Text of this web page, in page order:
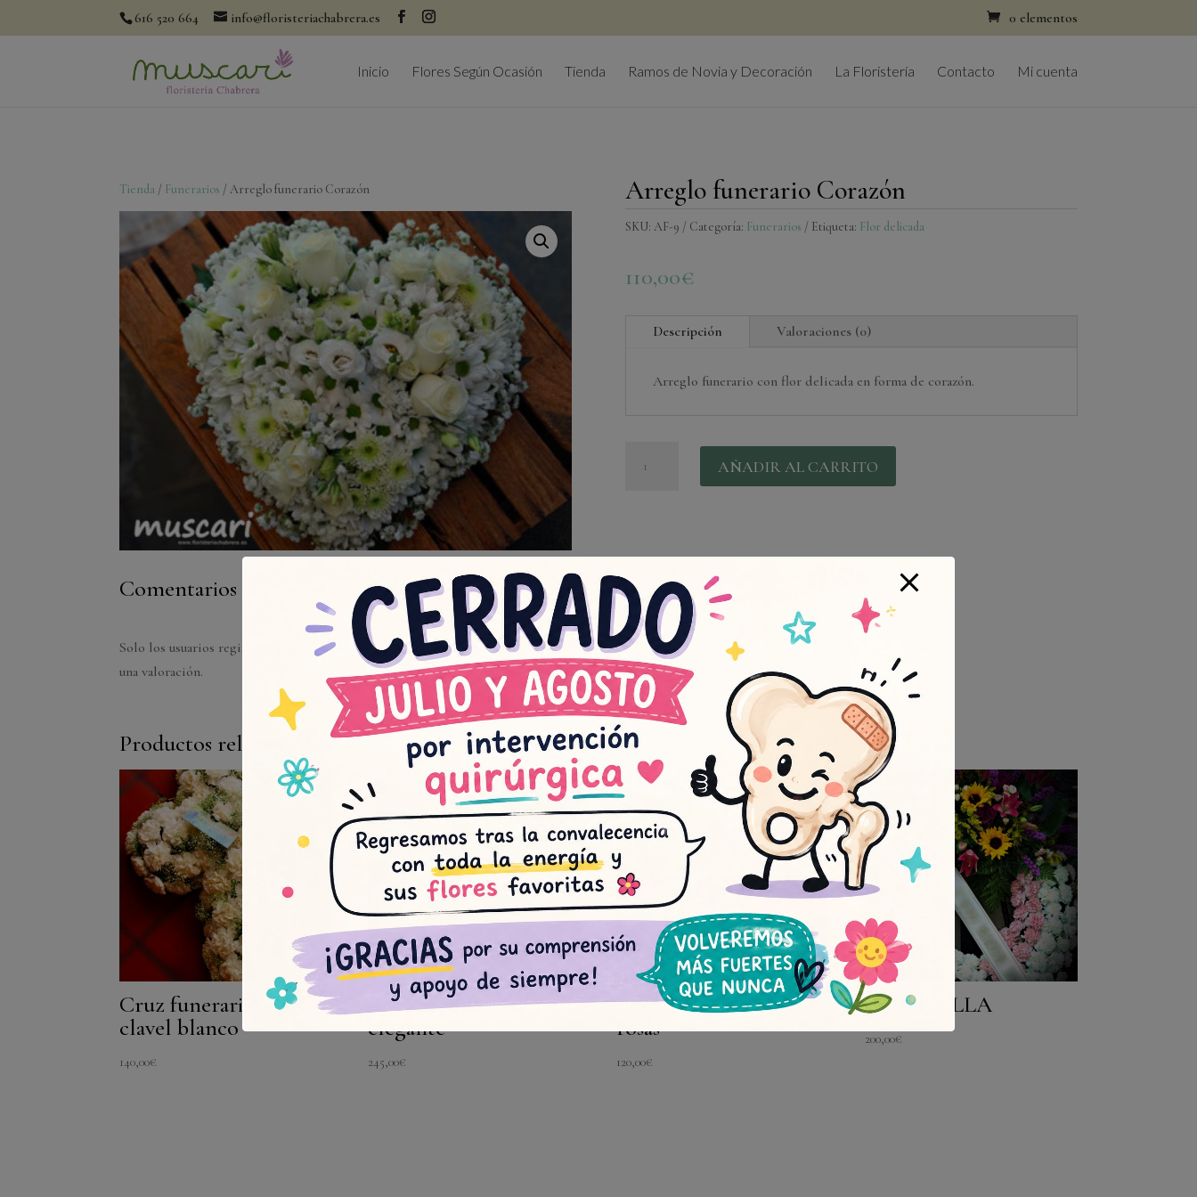
616 520 664 info@floristeriachabrera.es 0 elementos
Inicio Flores Según Ocasión Tienda Ramos de Novia y Decoración La Floristería Contacto Mi cuenta
Tienda / Funerarios / Arreglo funerario Corazón
Comentarios
Solo los usuarios registrados que hayan comprado este producto pueden hacer
una valoración.
Arreglo funerario Corazón
SKU: AF-9 Categoría: Funerarios Etiqueta: Flor delicada
110,00€
Descripción Valoraciones (0)
Arreglo funerario con flor delicada en forma de corazón.
AÑADIR AL CARRITO
Productos relacionados
Cruz funeraria con
clavel blanco
140,00€
Corona funeraria
elegante
245,00€
Centro de difunto con
rosas
120,00€
Corona ELLA
200,00€